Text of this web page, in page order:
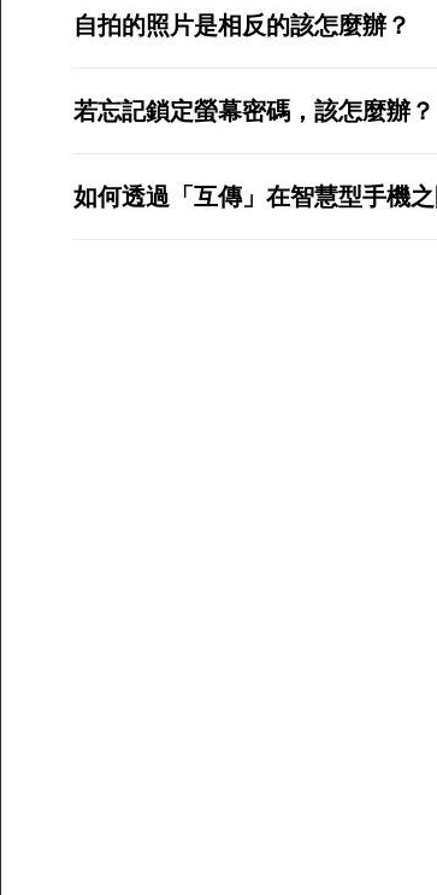
自拍的照片是相反的該怎麼辦？
若忘記鎖定螢幕密碼，該怎麼辦？
如何透過「互傳」在智慧型手機